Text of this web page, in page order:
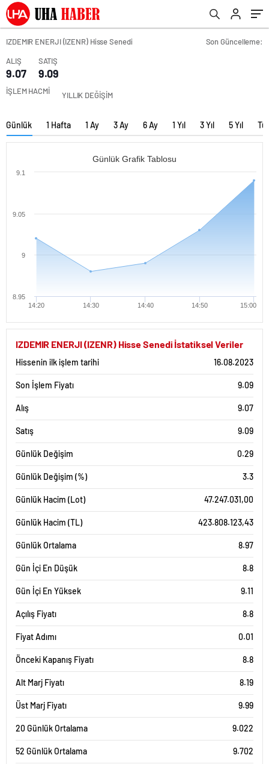
IZDEMIR ENERJI (IZENR) Hisse Senedi
Son Güncelleme:
ALIŞ
9.07
SATIŞ
9.09
İŞLEM HACMİ YILLIK DEĞİŞİM
Günlük 1 Hafta 1 Ay 3 Ay 6 Ay 1 Yıl 3 Yıl 5 Yıl
Günlük Grafik Tablosu
14:20 14:30 14:40 14:50 15:00
8.95
9
9.05
9.1
IZDEMIR ENERJI (IZENR) Hisse Senedi İstatiksel Veriler
Hissenin ilk işlem tarihi 16.08.2023
Son İşlem Fiyatı 9.09
Alış 9.07
Satış 9.09
Günlük Değişim 0.29
Günlük Değişim (%) 3.3
Günlük Hacim (Lot) 47.247.031,00
Günlük Hacim (TL) 423.808.123,43
Günlük Ortalama 8.97
Gün İçi En Düşük 8.8
Gün İçi En Yüksek 9.11
Açılış Fiyatı 8.8
Fiyat Adımı 0.01
Önceki Kapanış Fiyatı 8.8
Alt Marj Fiyatı 8.19
Üst Marj Fiyatı 9.99
20 Günlük Ortalama 9.022
52 Günlük Ortalama 9.702